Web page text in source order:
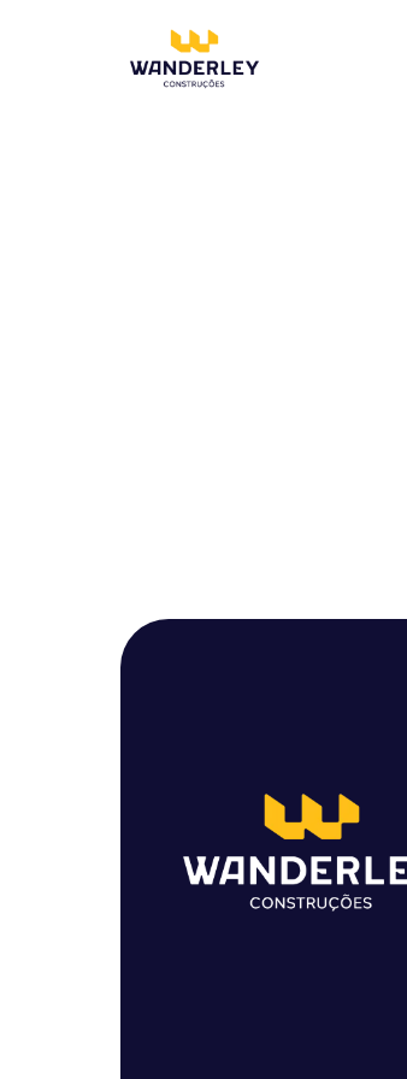
Compre online